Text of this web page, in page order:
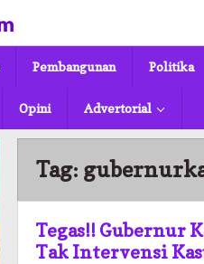
Pembangunan Politika
Opini Advertorial
Tag:
Tegas!! Gubernur
Tak Intervensi